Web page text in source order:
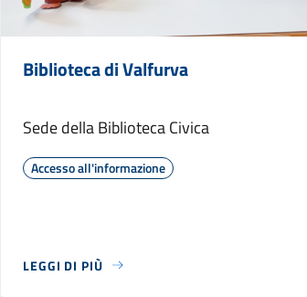
Biblioteca di Valfurva
Sede della Biblioteca Civica
Accesso all'informazione
LEGGI DI PIÙ